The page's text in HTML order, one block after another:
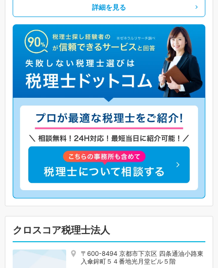
詳細を見る
クロスコア税理士法人
〒600-8494 京都市下京区 四条通油小路東
入傘鉾町５４番地光月堂ビル５階